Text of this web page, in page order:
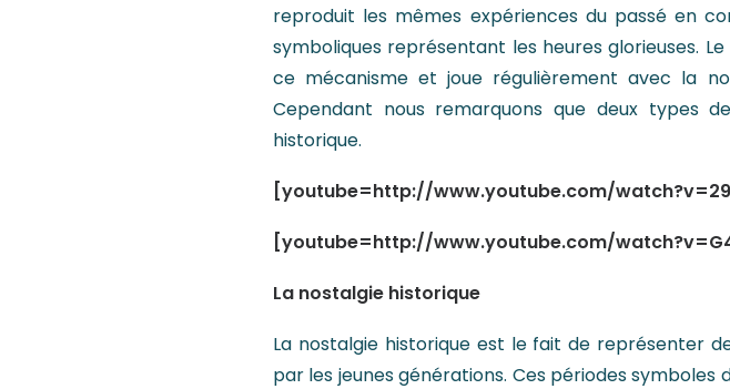
reproduit les mêmes expériences du passé en
symboliques représentant les heures glorieuses.
ce mécanisme et joue régulièrement avec la
Cependant nous remarquons que deux types
historique.
[youtube=http://www.youtube.com/
[youtube=http://www.youtube.com/
La nostalgie historique
La nostalgie historique est le fait de représenter
par les jeunes générations. Ces périodes